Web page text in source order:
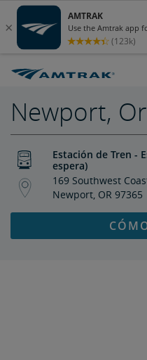
Newport,
Estación de Tren -
espera)
169 Southwest
Newport, OR 97365